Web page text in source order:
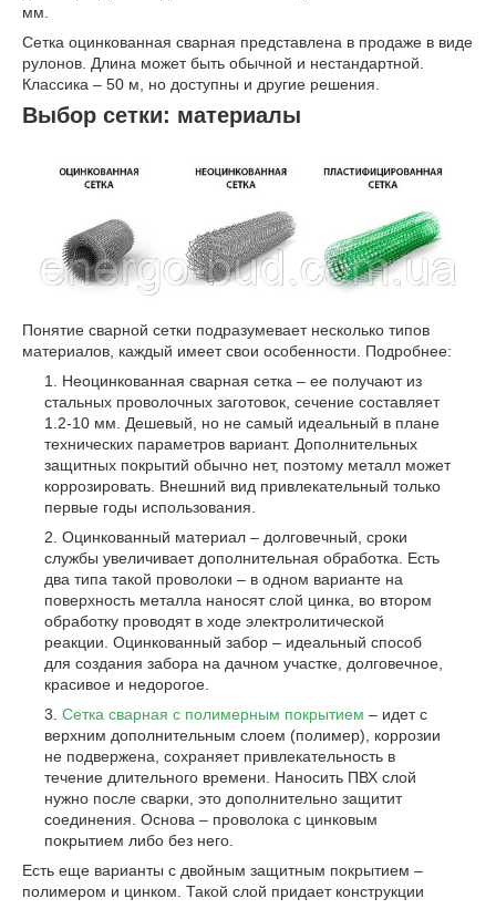
мм.
Сетка оцинкованная сварная представлена в продаже в виде
рулонов. Длина может быть обычной и нестандартной.
Классика – 50 м, но доступны и другие решения.
Выбор сетки: материалы
Понятие сварной сетки подразумевает несколько типов
материалов, каждый имеет свои особенности. Подробнее:
Неоцинкованная сварная сетка – ее получают из
стальных проволочных заготовок, сечение составляет
1.2-10 мм. Дешевый, но не самый идеальный в плане
технических параметров вариант. Дополнительных
защитных покрытий обычно нет, поэтому металл может
коррозировать. Внешний вид привлекательный только
первые годы использования.
Оцинкованный материал – долговечный, сроки
службы увеличивает дополнительная обработка. Есть
два типа такой проволоки – в одном варианте на
поверхность металла наносят слой цинка, во втором
обработку проводят в ходе электролитической
реакции. Оцинкованный забор – идеальный способ
для создания забора на дачном участке, долговечное,
красивое и недорогое.
Сетка сварная с полимерным покрытием – идет с
верхним дополнительным слоем (полимер), коррозии
не подвержена, сохраняет привлекательность в
течение длительного времени. Наносить ПВХ слой
нужно после сварки, это дополнительно защитит
соединения. Основа – проволока с цинковым
покрытием либо без него.
Есть еще варианты с двойным защитным покрытием –
полимером и цинком. Такой слой придает конструкции